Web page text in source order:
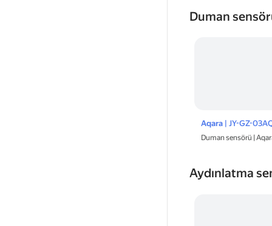
Duman
Aqara| JY-GZ-
Duman sensörü |
Aydınlatma